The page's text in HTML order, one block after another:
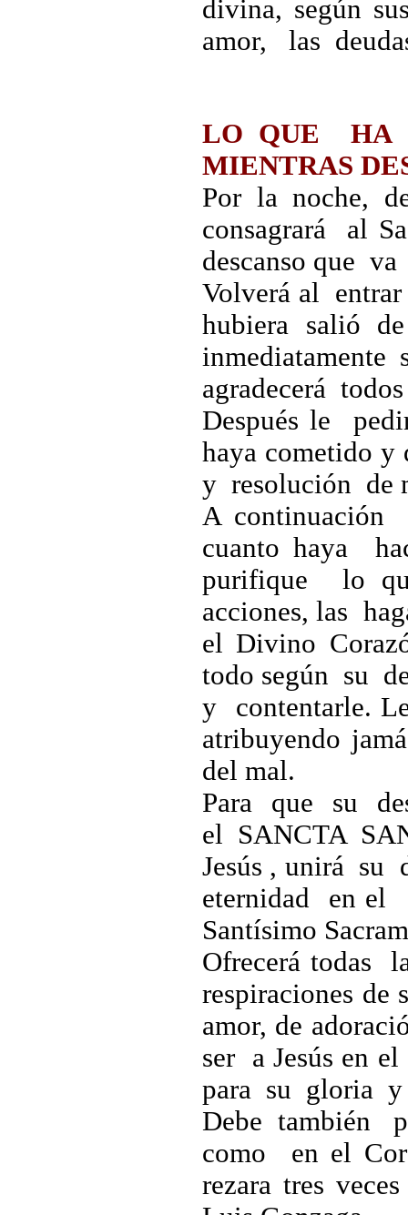
divina, según
amor, las
LO QUE HA
MIENTRAS
Por la noche,
consagrará al
descanso que
Volverá al
hubiera salió
agradecerá
Después le
haya cometido
y resolución de
A continuación
cuanto haya
purifique lo
acciones, las
el Divino
todo según su
y contentarle.
atribuyendo
del mal.
Para que su
el SANCTA
Jesús , unirá su
eternidad en
Santísimo
Ofrecerá
respiraciones
amor, de
ser a Jesús en
para su gloria y
Debe también
como en el
rezara tres